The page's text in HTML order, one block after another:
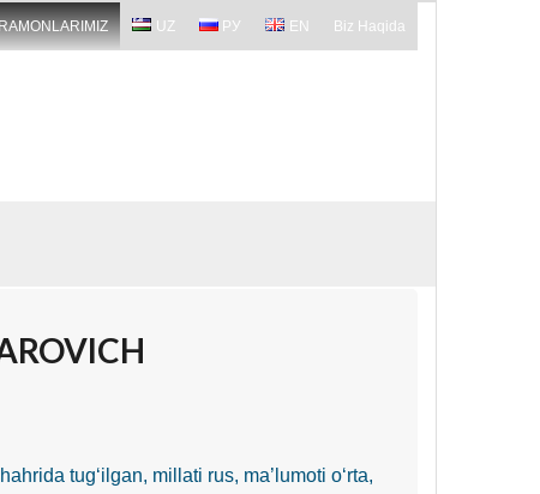
UZ РУ EN Biz Haqida
tug‘ilgan, millati rus, ma’lumoti o‘rta,